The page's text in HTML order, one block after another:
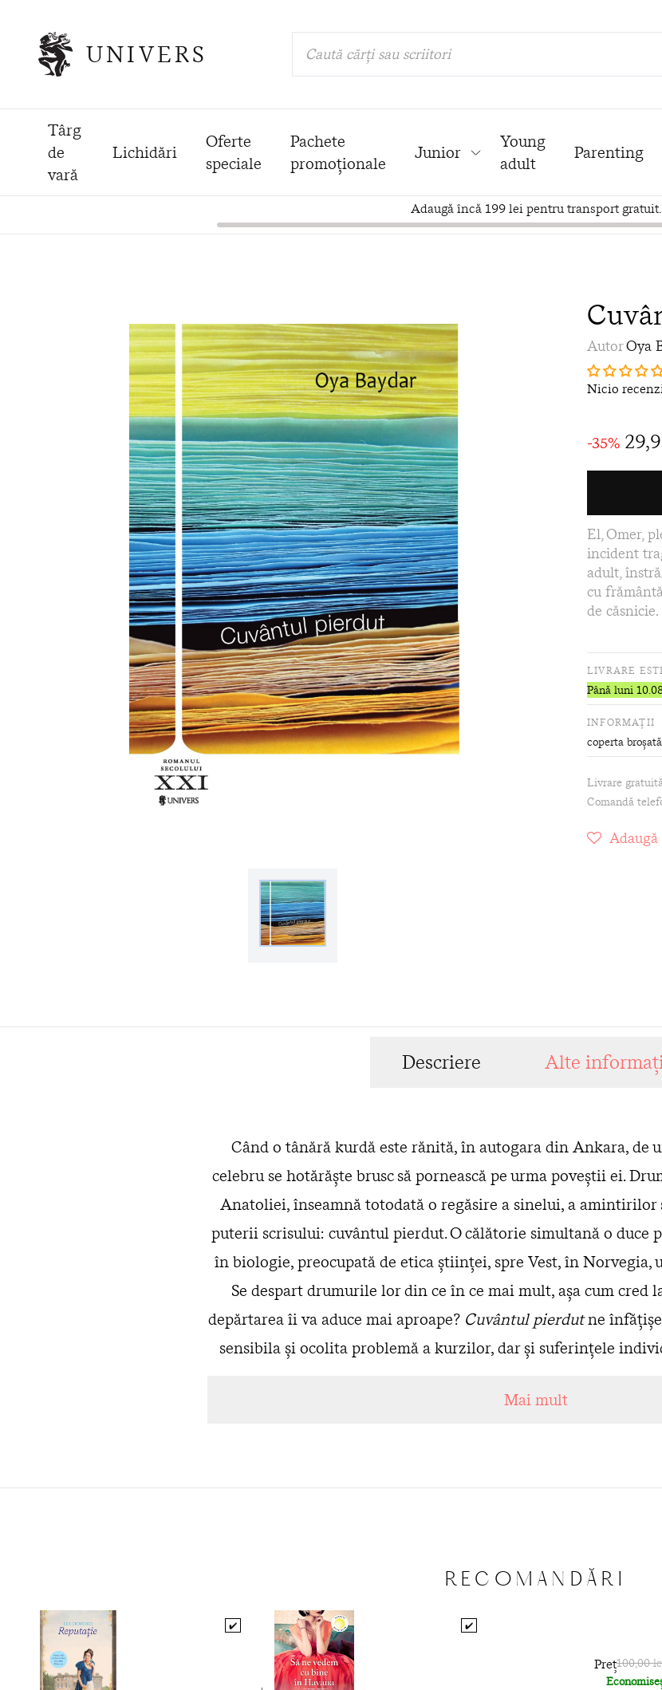
UNIVERS Caută cărți sau scriitori
Târg
de
vară
Lichidări
Oferte
speciale
Pachete
promoționale
Junior
Young
adult
Parenting
Adaugă încă 199 lei pentru transport gratuit.
AutorOya
Nicio
-35%
El, Omer,
incident
adult,
cu
de
LIVRARE
Până luni
INFORMAȚII
coperta broșată
Livrare
Comandă
Descriere Alte
Când o tânără kurdă este rănită, în autogara din Ankara, de
celebru se hotărăşte brusc să pornească pe urma poveştii ei.
Anatoliei, înseamnă totodată o regăsire a sinelui, a amintirilor
puterii scrisului: cuvântul pierdut. O călătorie simultană o duce
în biologie, preocupată de etica științei, spre Vest, în
Se despart drumurile lor din ce în ce mai mult, aşa cum cred
depărtarea îi va aduce mai aproape? Cuvântul pierdutne
sensibila şi ocolita problemă a kurzilor, dar şi suferinţele
Mai mult
RECOMANDĂRI
✔️ ✔️
Preț100,00